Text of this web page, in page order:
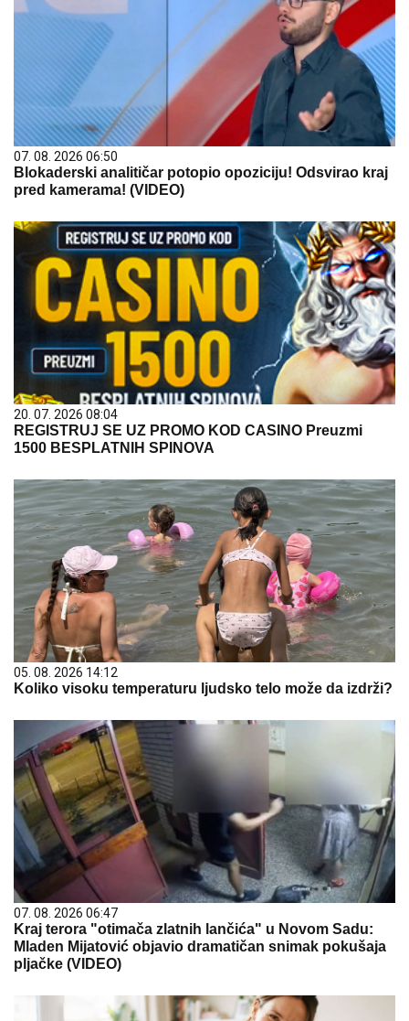
07. 08. 2026 06:50
Blokaderski analitičar potopio opoziciju! Odsvirao kraj
pred kamerama! (VIDEO)
20. 07. 2026 08:04
REGISTRUJ SE UZ PROMO KOD CASINO Preuzmi
1500 BESPLATNIH SPINOVA
05. 08. 2026 14:12
Koliko visoku temperaturu ljudsko telo može da izdrži?
07. 08. 2026 06:47
Kraj terora "otimača zlatnih lančića" u Novom Sadu:
Mladen Mijatović objavio dramatičan snimak pokušaja
pljačke (VIDEO)